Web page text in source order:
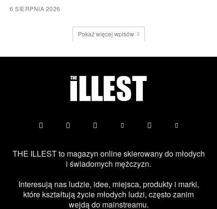
6 SIERPNIA 2026
Pokaż więcej wpisów
THE ILLEST to magazyn online skierowany do młodych
i świadomych mężczyzn.
Interesują nas ludzie, idee, miejsca, produkty i marki,
które kształtują życie młodych ludzi, często zanim
wejdą do mainstreamu.